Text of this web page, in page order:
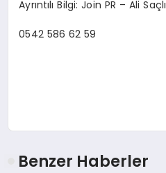
Ayrıntılı Bilgi: Join PR – Ali Saçlı
0542 586 62 59
Benzer Haberler